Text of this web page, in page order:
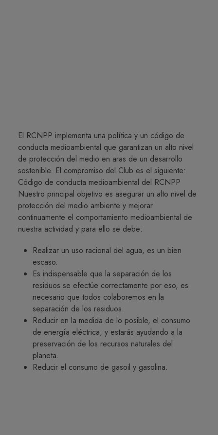
El RCNPP implementa una política y un código de
conducta medioambiental que garantizan un alto nivel
de protección del medio en aras de un desarrollo
sostenible. El compromiso del Club es el siguiente:
Código de conducta medioambiental del RCNPP
Nuestro principal objetivo es asegurar un alto nivel de
protección del medio ambiente y mejorar
continuamente el comportamiento medioambiental de
nuestra actividad y para ello se debe:
Realizar un uso racional del agua, es un bien
escaso.
Es indispensable que la separación de los
residuos se efectúe correctamente por eso, es
necesario que todos colaboremos en la
separación de los residuos.
Reducir en la medida de lo posible, el consumo
de energía eléctrica, y estarás ayudando a la
preservación de los recursos naturales del
planeta.
Reducir el consumo de gasoil y gasolina.